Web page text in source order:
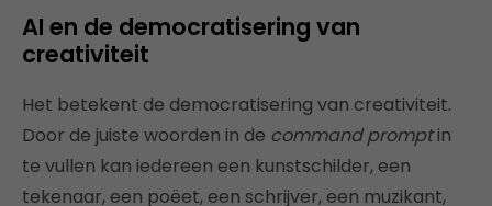
AI en de democratisering van
creativiteit
Het betekent de democratisering van creativiteit.
Door de juiste woorden in de command promptin
te vullen kan iedereen een kunstschilder, een
tekenaar, een poëet, een schrijver, een muzikant,